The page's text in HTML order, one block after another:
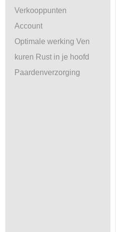
Verkooppunten
Account
Optimale werking Ven
kuren Rust in je hoofd
Paardenverzorging